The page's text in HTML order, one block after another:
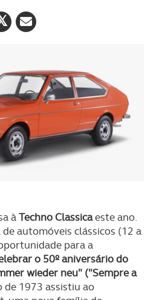
àTechno Classicaeste ano.
automóveis clássicos (12 a
para a
o 50º aniversário do
wieder neu" ("Sempre a
de 1973 assistiu ao